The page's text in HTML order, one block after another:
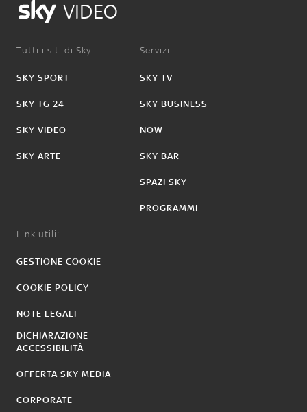
VIDEO
Tutti i siti di Sky:
SKY SPORT
SKY TG 24
SKY VIDEO
SKY ARTE
Servizi:
SKY TV
SKY BUSINESS
NOW
SKY BAR
SPAZI SKY
PROGRAMMI
Link utili:
GESTIONE COOKIE
COOKIE POLICY
NOTE LEGALI
DICHIARAZIONE
ACCESSIBILITÀ
OFFERTA SKY MEDIA
CORPORATE